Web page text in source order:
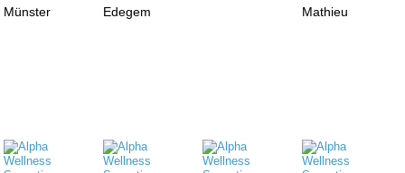
Münster
Edegem
Mathieu